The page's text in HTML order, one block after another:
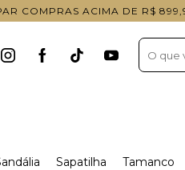
COMPRAS ACIMA DE R$
Sapatilha Tamanco